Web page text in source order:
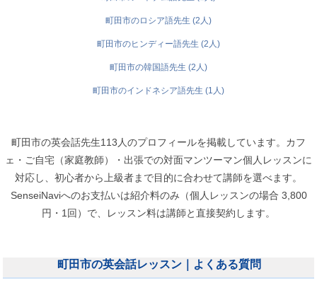
町田市のロシア語先生 (2人)
町田市のヒンディー語先生 (2人)
町田市の韓国語先生 (2人)
町田市のインドネシア語先生 (1人)
町田市の英会話先生113人のプロフィールを掲載しています。カフ
ェ・ご自宅（家庭教師）・出張での対面マンツーマン個人レッスンに
対応し、初心者から上級者まで目的に合わせて講師を選べます。
SenseiNaviへのお支払いは紹介料のみ（個人レッスンの場合 3,800
円・1回）で、レッスン料は講師と直接契約します。
町田市の英会話レッスン｜よくある質問